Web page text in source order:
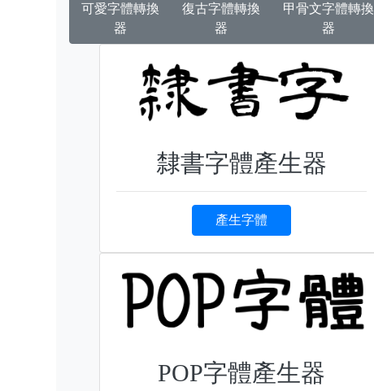
可愛字體轉換
器
復古字體轉換
器
甲骨文字體轉換
器
隸書字體產生器
產生字體
POP字體產生器